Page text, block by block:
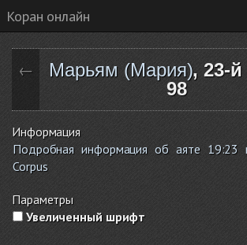
Коран онлайн
← Марьям (Мария), 23-й
98
Информация
Подробная информация об аяте 19:23
Corpus
Параметры
Увеличенный шрифт